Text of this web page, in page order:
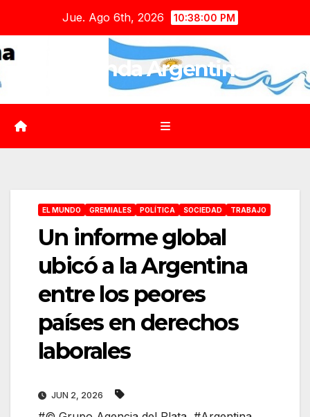
contenido
Jue. Ago 6th, 2026 10:38:02 PM
Agenda Argentina
EL MUNDO GREMIALES POLÍTICA SOCIEDAD TRABAJO
Un informe global
ubicó a la Argentina
entre los peores
países en derechos
laborales
JUN 2, 2026